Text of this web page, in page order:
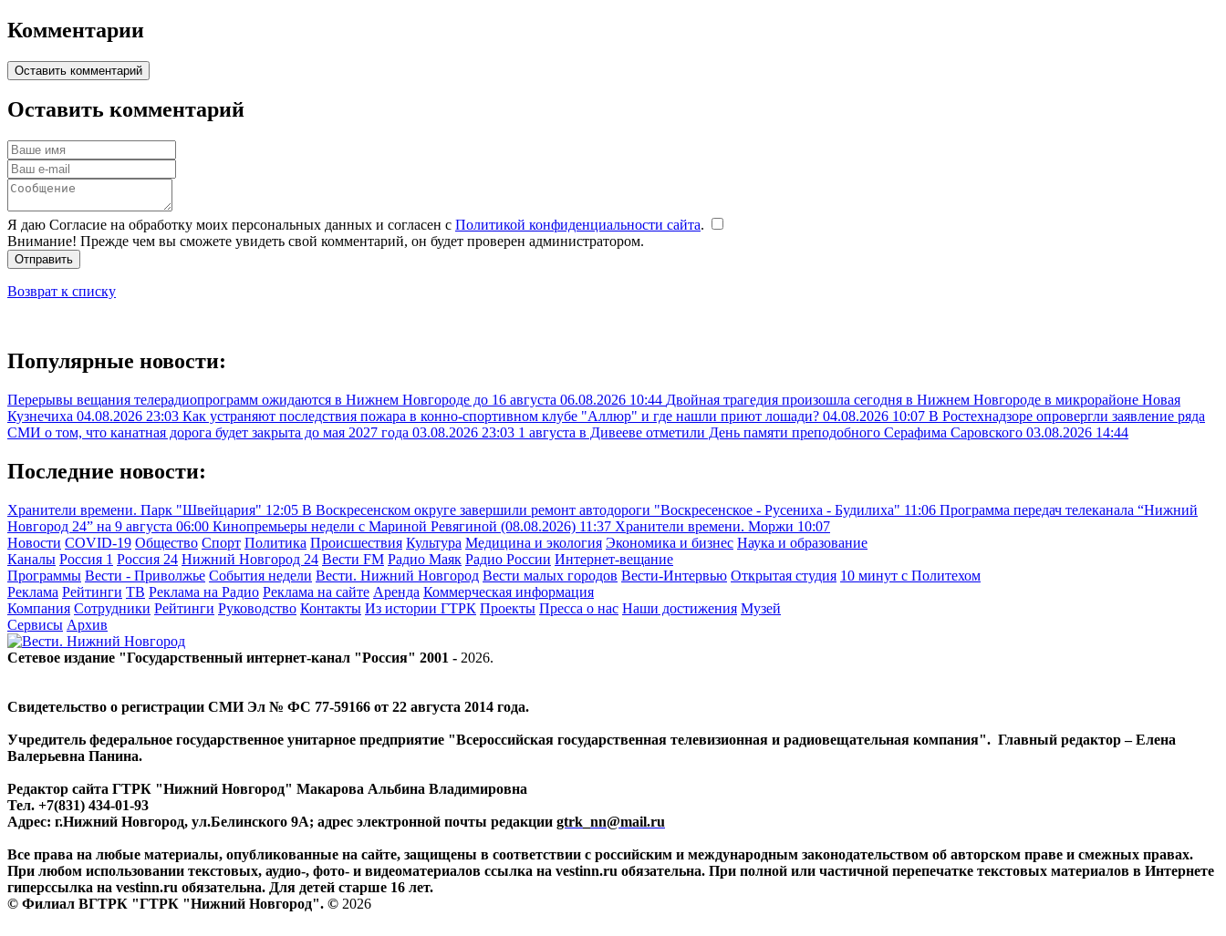
Комментарии
Оставить комментарий
Оставить комментарий
Я даю Согласие на обработку моих персональных данных и согласен с Политикой конфиденциальности сайта.
Внимание! Прежде чем вы сможете увидеть свой комментарий, он будет проверен администратором.
Отправить
Возврат к списку
Популярные новости:
Перерывы вещания телерадиопрограмм ожидаются в Нижнем Новгороде до 16 августа 06.08.2026 10:44 Двойная трагедия произошла сегодня в Нижнем Новгороде в микрорайоне Новая
Кузнечиха 04.08.2026 23:03 Как устраняют последствия пожара в конно-спортивном клубе "Аллюр" и где нашли приют лошади? 04.08.2026 10:07 В Ростехнадзоре опровергли заявление ряда
СМИ о том, что канатная дорога будет закрыта до мая 2027 года 03.08.2026 23:03 1 августа в Дивееве отметили День памяти преподобного Серафима Саровского 03.08.2026 14:44
Последние новости:
Хранители времени. Парк "Швейцария" 12:05 В Воскресенском округе завершили ремонт автодороги "Воскресенское - Русениха - Будилиха" 11:06 Программа передач телеканала “Нижний
Новгород 24” на 9 августа 06:00 Кинопремьеры недели с Мариной Ревягиной (08.08.2026) 11:37 Хранители времени. Моржи 10:07
Новости COVID-19 Общество Спорт Политика Происшествия Культура Медицина и экология Экономика и бизнес Наука и образование
Каналы Россия 1 Россия 24 Нижний Новгород 24 Вести FM Радио Маяк Радио России Интернет-вещание
Программы Вести - Приволжье События недели Вести. Нижний Новгород Вести малых городов Вести-Интервью Открытая студия 10 минут с Политехом
Реклама Рейтинги ТВ Реклама на Радио Реклама на сайте Аренда Коммерческая информация
Компания Сотрудники Рейтинги Руководство Контакты Из истории ГТРК Проекты Пресса о нас Наши достижения Музей
Сервисы Архив
Сетевое издание "Государственный интернет-канал "Россия" 2001 - 2026.
Свидетельство о регистрации СМИ Эл № ФС 77-59166 от 22 августа 2014 года.
Учредитель федеральное государственное унитарное предприятие "Всероссийская государственная телевизионная и радиовещательная компания". Главный редактор – Елена
Валерьевна Панина.
Редактор сайта ГТРК "Нижний Новгород" Макарова Альбина Владимировна
Тел. +7(831) 434-01-93
Адрес: г.Нижний Новгород, ул.Белинского 9А; адрес электронной почты редакции gtrk_nn@mail.ru
Все права на любые материалы, опубликованные на сайте, защищены в соответствии с российским и международным законодательством об авторском праве и смежных правах.
При любом использовании текстовых, аудио-, фото- и видеоматериалов ссылка на vestinn.ru обязательна. При полной или частичной перепечатке текстовых материалов в Интернете
гиперссылка на vestinn.ru обязательна. Для детей старше 16 лет.
© Филиал ВГТРК "ГТРК "Нижний Новгород". © 2026